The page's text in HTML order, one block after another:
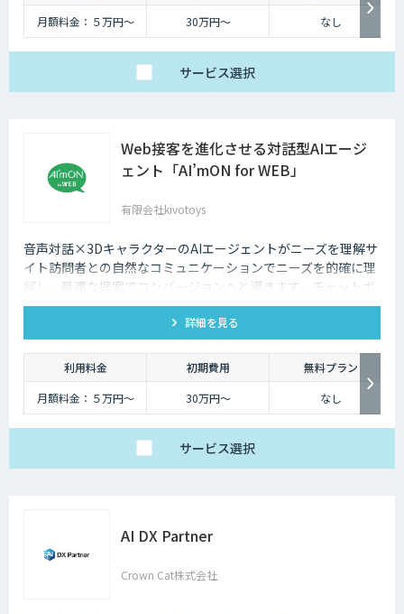
月額料金：５万円〜
30万円〜 なし
サービス選択
Web接客を進化させる対話型AIエージ
ェント「AI’mON for WEB」
有限会社kivotoys
音声対話×3DキャラクターのAIエージェントがニーズを理解サ
イト訪問者との自然なコミュニケーションでニーズを的確に理
解し、最適な提案でコンバージョンへと導きます。チャットボ
ットを超えた最強のデジタル営業、デジタル広報担当です。
詳細を見る
利用料金 初期費用
無料プラン
月額料金：５万円〜
30万円〜 なし
サービス選択
AI DX Partner
Crown Cat株式会社